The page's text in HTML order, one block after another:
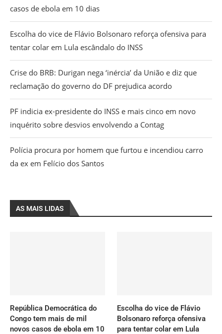
casos de ebola em 10 dias
Escolha do vice de Flávio Bolsonaro reforça ofensiva para
tentar colar em Lula escândalo do INSS
Crise do BRB: Durigan nega ‘inércia’ da União e diz que
reclamação do governo do DF prejudica acordo
PF indicia ex-presidente do INSS e mais cinco em novo
inquérito sobre desvios envolvendo a Contag
Polícia procura por homem que furtou e incendiou carro
da ex em Felício dos Santos
AS MAIS LIDAS
República Democrática do
Congo tem mais de mil
novos casos de ebola em 10
Escolha do vice de Flávio
Bolsonaro reforça ofensiva
para tentar colar em Lula